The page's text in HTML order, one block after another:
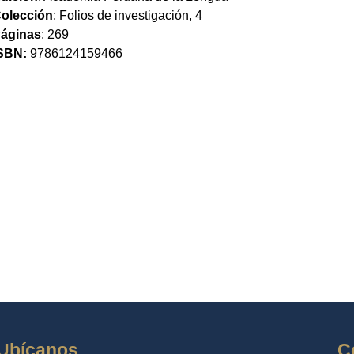
: Folios de investigación, 4
: 269
9786124159466